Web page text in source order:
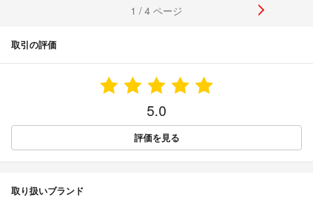
1 / 4 ページ
取引の評価
5.0
評価を見る
取り扱いブランド